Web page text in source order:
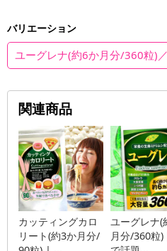
バリエーション
ユーグレナ(約6か月分/360粒)
関連商品
カッティングカロ
リート(約3か月分/
ユーグレナ(
月分/360粒